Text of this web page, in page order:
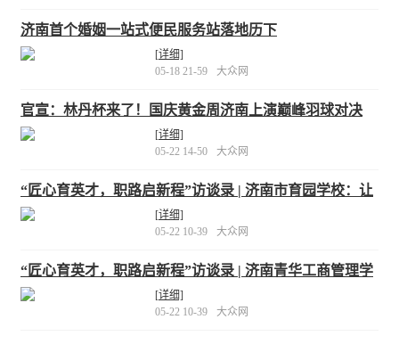
济南首个婚姻一站式便民服务站落地历下
[详细]
05-18 21-59
大众网
官宣：林丹杯来了！国庆黄金周济南上演巅峰羽球对决
[详细]
05-22 14-50
大众网
“匠心育英才，职路启新程”访谈录 | 济南市育园学校：让
每一位特需学子都能自立出彩
[详细]
05-22 10-39
大众网
“匠心育英才，职路启新程”访谈录 | 济南青华工商管理学
校：普职融通筑通路 实战育人赋新能
[详细]
05-22 10-39
大众网